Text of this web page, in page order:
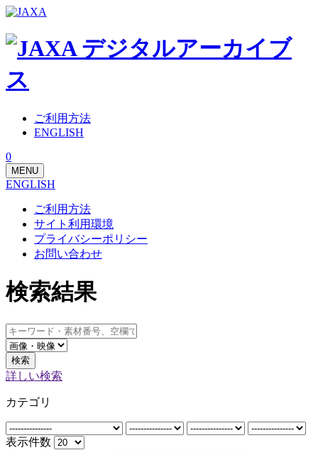
ご利用方法
ENGLISH
0
MENU
ENGLISH
ご利用方法
サイト利用環境
プライバシーポリシー
お問い合わせ
検索結果
検索
詳しい検索
カテゴリ
表示件数